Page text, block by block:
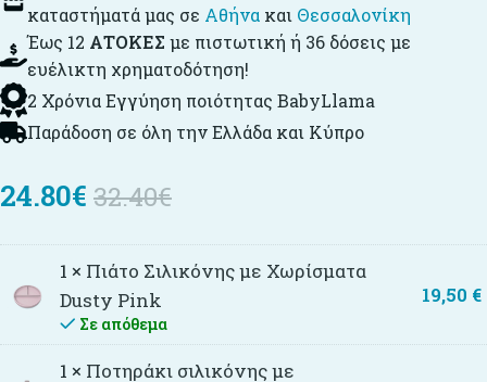
καταστήματά μας σε Αθήνα και Θεσσαλονίκη
Έως 12 ΑΤΟΚΕΣ με πιστωτική ή 36 δόσεις με
ευέλικτη χρηματοδότηση!
2 Χρόνια Εγγύηση ποιότητας BabyLlama
Παράδοση σε όλη την Ελλάδα και Κύπρο
24.80€ 32.40€
1 × Πιάτο Σιλικόνης με Χωρίσματα
Dusty Pink
Σε απόθεμα
19,50 €
1 × Ποτηράκι σιλικόνης με